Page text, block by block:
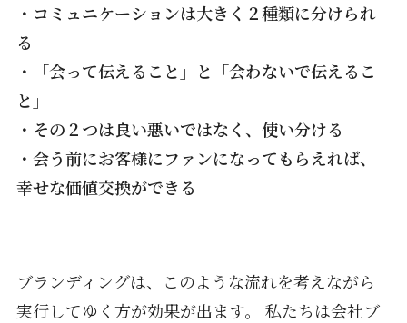
・コミュニケーションは大きく２種類に分けられ
る
・「会って伝えること」と「会わないで伝えるこ
と」
・その２つは良い悪いではなく、使い分ける
・会う前にお客様にファンになってもらえれば、
幸せな価値交換ができる
ブランディングは、このような流れを考えながら
実行してゆく方が効果が出ます。 私たちは会社ブ